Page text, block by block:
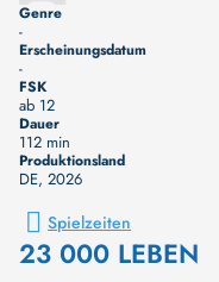
Genre
-
Erscheinungsdatum
-
FSK
ab 12
Dauer
112 min
Produktionsland
DE, 2026
Spielzeiten
23 000 LEBEN